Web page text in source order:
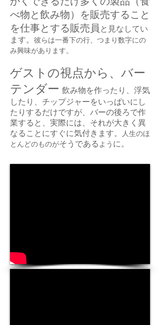
べ物と飲み物）を販売すること
を仕事とする販売員 と見なしてい
ます。 彼らは一番下の行、つまり数字にの
み興味があります。
ゲストの視点から、バー
テンダー 飲み物を作ったり、浮気
したり、チップジャーをいっぱいにし
たりするだけですが、バーの後ろで作
業すると、実際には、それが大きく異
なることにすぐに気付きます。
人生のほ
とんどのものがそうであるよう に。